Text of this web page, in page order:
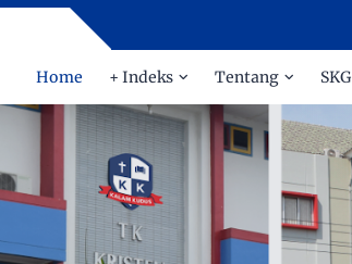
Home + Indeks Tentang SKG